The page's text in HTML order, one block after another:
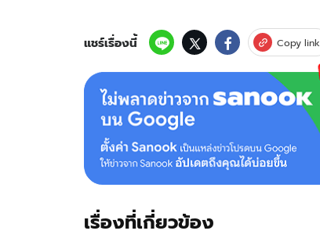
แชร์เรื่องนี้ Copy link
เรื่องที่เกี่ยวข้อง